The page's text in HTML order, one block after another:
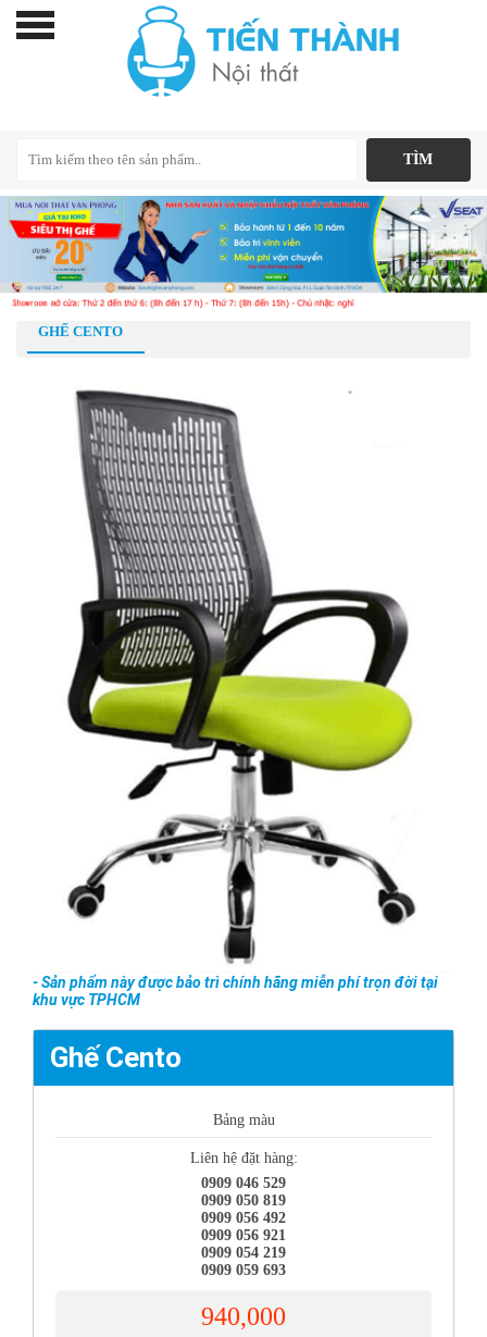
GHẾ CENTO
- Sản phẩm này được bảo trì chính hãng miễn phí trọn đời tại
khu vực TPHCM
Ghế Cento
Bảng màu
Liên hệ đặt hàng:
0909 046 529
0909 050 819
0909 056 492
0909 056 921
0909 054 219
0909 059 693
940,000